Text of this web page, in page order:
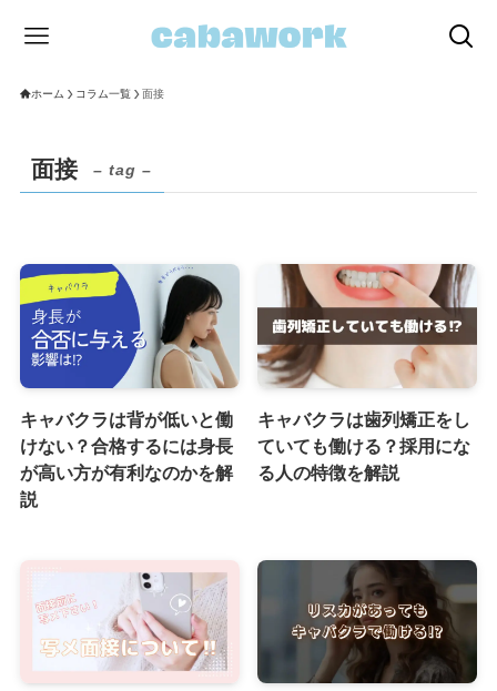
ホーム コラム一覧 面接
面接 – tag –
キャバクラは背が低いと働
けない？合格するには身長
が高い方が有利なのかを解
説
キャバクラは歯列矯正をし
ていても働ける？採用にな
る人の特徴を解説